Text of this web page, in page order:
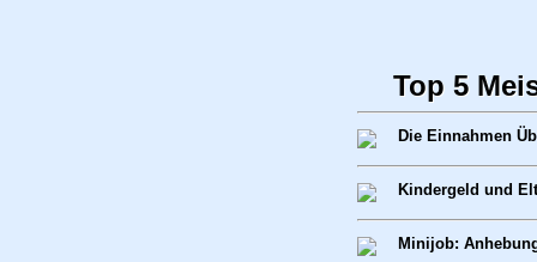
Top 5
Die Einnahmen
Kindergeld und
Minijob: